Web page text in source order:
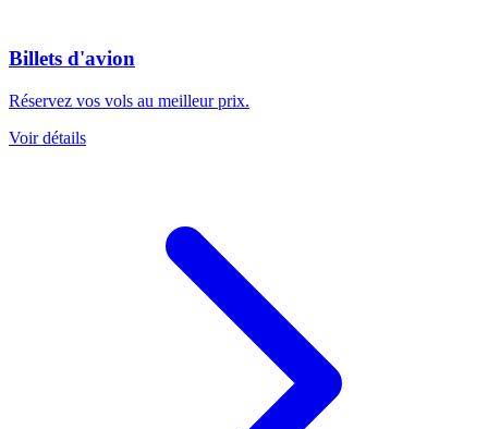
Billets d'avion
Réservez vos vols au meilleur prix.
Voir détails